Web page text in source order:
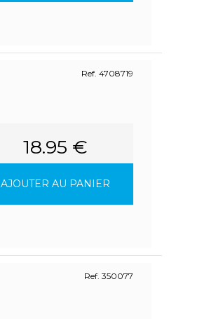
Ref. 4708719
18.95 €
AJOUTER AU PANIER
Ref. 350077